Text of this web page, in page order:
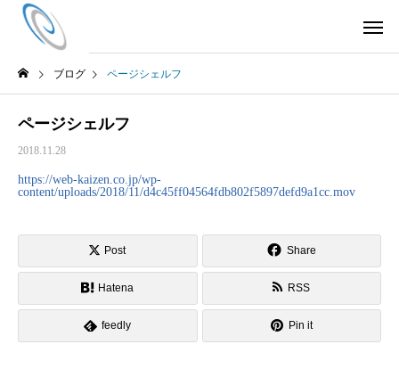
ブログ ページシェルフ
ページシェルフ
2018.11.28
https://web-kaizen.co.jp/wp-
content/uploads/2018/11/d4c45ff04564fdb802f5897defd9a1cc.mov
Post Share
Hatena RSS
feedly Pin it